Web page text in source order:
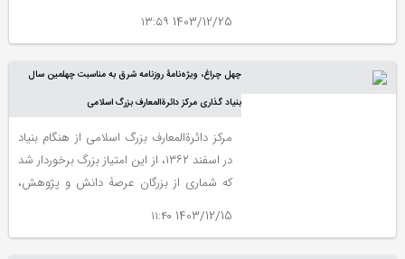
1403/12/25 ۱۳:۵۹
چهل چراغ، ویژه‌نامۀ روزنامه شرق به مناسبت چهلمین سال
بنیاد گذاری مرکز دائرةالمعارف بزرگ اسلامی
مرکز دائرة‌المعارف بزرگ اسلامی از هنگام بنیاد
در اسفند ۱۳۶۲، از این امتیاز بزرگ برخوردار شد
که شماری از بزرگان عرصۀ دانش و پژوهش،
1403/12/15 ۱۱:۴۰